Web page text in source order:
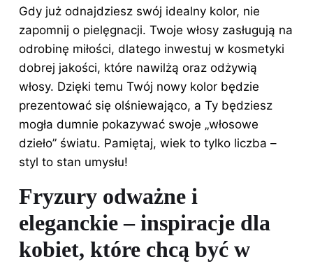
Gdy już odnajdziesz swój idealny kolor, nie
zapomnij o pielęgnacji. Twoje włosy zasługują na
odrobinę miłości, dlatego inwestuj w kosmetyki
dobrej jakości, które nawilżą oraz odżywią
włosy. Dzięki temu Twój nowy kolor będzie
prezentować się olśniewająco, a Ty będziesz
mogła dumnie pokazywać swoje „włosowe
dzieło” światu. Pamiętaj, wiek to tylko liczba –
styl to stan umysłu!
Fryzury odważne i
eleganckie – inspiracje dla
kobiet, które chcą być w